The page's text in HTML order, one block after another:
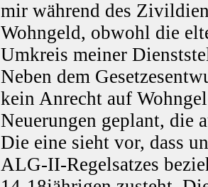
mir während des
Wohngeld, obwohl die
Umkreis meiner
Neben dem
kein Anrecht auf
Neuerungen geplant, die
Die eine sieht vor, dass
ALG-II-Regelsatzes